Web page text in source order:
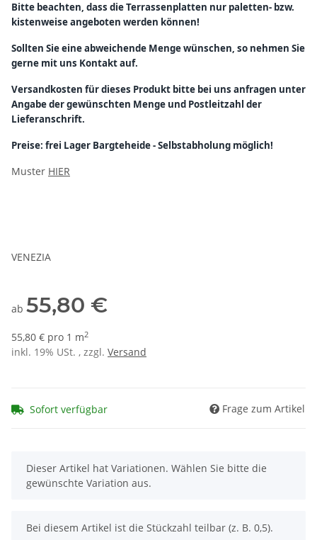
Bitte beachten, dass die Terrassenplatten nur paletten- bzw.
kistenweise angeboten werden können!
Sollten Sie eine abweichende Menge wünschen, so nehmen Sie
gerne mit uns Kontakt auf.
Versandkosten für dieses Produkt bitte bei uns anfragen unter
Angabe der gewünschten Menge und Postleitzahl der
Lieferanschrift.
Preise: frei Lager Bargteheide - Selbstabholung möglich!
Muster HIER
VENEZIA
ab 55,80 €
55,80 € pro 1 m2
inkl. 19% USt. , zzgl. Versand
Sofort verfügbar Frage zum Artikel
x
Dieser Artikel hat Variationen. Wählen Sie bitte die
gewünschte Variation aus.
x
Bei diesem Artikel ist die Stückzahl teilbar (z. B. 0,5).